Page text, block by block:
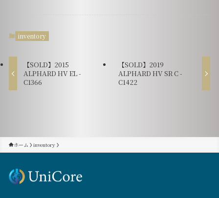
inventory
【SOLD】2015
ALPHARD HV EL -
C1366
【SOLD】2019
ALPHARD HV SR C -
C1422
ホーム inventory